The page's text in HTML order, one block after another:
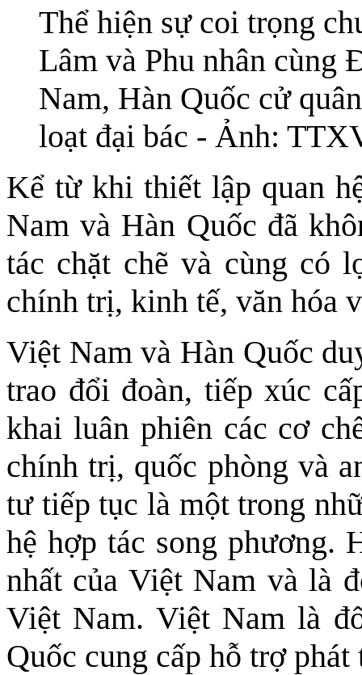
Thể hiện sự coi trọng
Lâm và Phu nhân cùng
Nam, Hàn Quốc cử
loạt đại bác - Ảnh:
Kể từ khi thiết lập quan
Nam và Hàn Quốc đã
tác chặt chẽ và cùng có
chính trị, kinh tế, văn hóa
Việt Nam và Hàn Quốc
trao đổi đoàn, tiếp xúc
khai luân phiên các cơ
chính trị, quốc phòng và
tư tiếp tục là một trong
hệ hợp tác song phương.
nhất của Việt Nam và là
Việt Nam. Việt Nam là
Quốc cung cấp hỗ trợ phát